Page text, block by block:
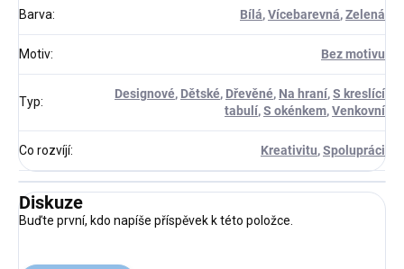
Barva: Bílá,Vícebarevná,Zelená
Motiv: Bez motivu
Typ:
Designové, Dětské, Dřevěné, Na hraní,S kreslící
tabulí,S okénkem,Venkovní
Co rozvíjí: Kreativitu,Spolupráci
Diskuze
Buďte první, kdo napíše příspěvek k této položce.